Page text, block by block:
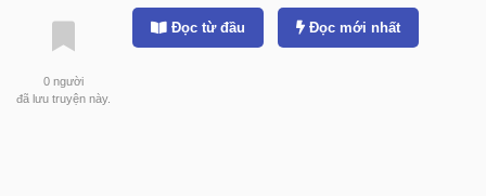
0 người
đã lưu truyện này.
Đọc từ đầu Đọc mới nhất